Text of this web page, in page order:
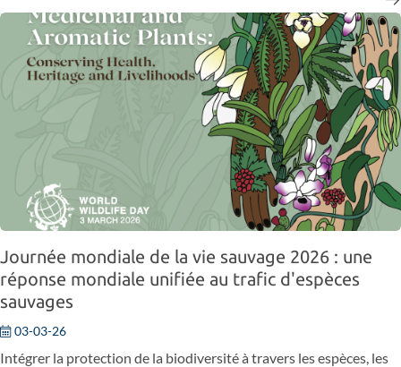
Journée mondiale de la vie sauvage 2026 : une
réponse mondiale unifiée au trafic d'espèces
sauvages
03-03-26
Intégrer la protection de la biodiversité à travers les espèces, les